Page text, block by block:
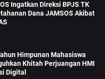
Ingatkan Direksi BPJS TK
Dana JAMSOS Akibat
Himpunan Mahasiswa
Khitah Perjuangan HMI
Digital